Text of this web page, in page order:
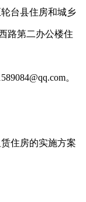
台县住房和城乡
路第二办公楼住
。
住房的实施方案